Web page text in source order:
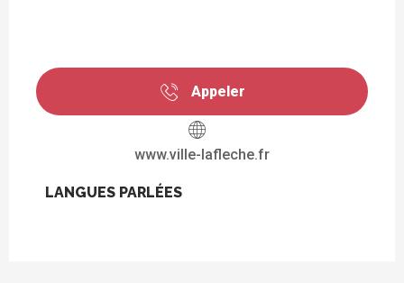
Appeler
www.ville-lafleche.fr
LANGUES PARLÉES
LANGUES PARLÉES